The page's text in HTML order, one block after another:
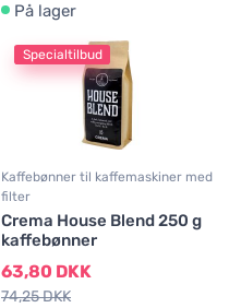
På lager
Specialtilbud
Kaffebønner til kaffemaskiner med
filter
Crema House Blend 250 g
kaffebønner
63,80 DKK
74,25 DKK